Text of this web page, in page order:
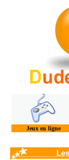
Jeux en ligne